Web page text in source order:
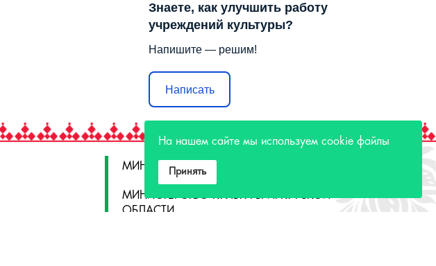
Знаете, как улучшить работу
учреждений культуры?
Напишите — решим!
Написать
МИНИСТЕРСТВО КУЛЬТУРЫ РФ
МИНИСТЕРСТВО КУЛЬТУРЫ ИРКУТСКОЙ
ОБЛАСТИ
На нашем сайте мы используем cookie файлы
Принять